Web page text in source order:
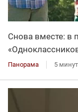
Снова вместе: в
Панорама 5